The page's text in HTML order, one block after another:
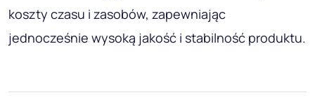
koszty czasu i zasobów, zapewniając
jednocześnie wysoką jakość i stabilność produktu.